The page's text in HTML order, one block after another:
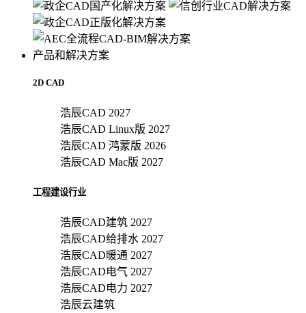
产品和解决方案
2D CAD
浩辰CAD 2027
浩辰CAD Linux版 2027
浩辰CAD 鸿蒙版 2026
浩辰CAD Mac版 2027
工程建设行业
浩辰CAD建筑 2027
浩辰CAD给排水 2027
浩辰CAD暖通 2027
浩辰CAD电气 2027
浩辰CAD电力 2027
浩辰云建筑